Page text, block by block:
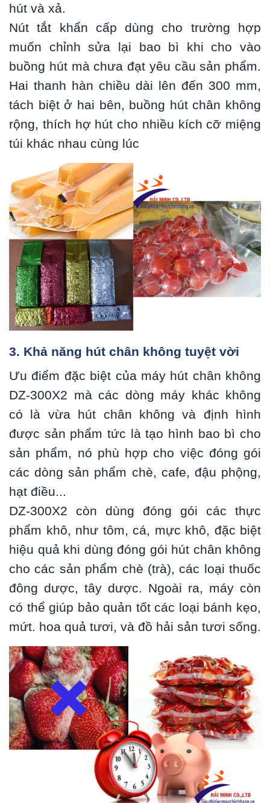
hút và xả.
Nút tắt khẩn cấp dùng cho trường hợp
muốn chỉnh sửa lại bao bì khi cho vào
buồng hút mà chưa đạt yêu cầu sản phẩm.
Hai thanh hàn chiều dài lên đến 300 mm,
tách biệt ở hai bên, buồng hút chân không
rộng, thích hợ hút cho nhiều kích cỡ miệng
túi khác nhau cùng lúc
3. Khả năng hút chân không tuyệt vời
Ưu điểm đặc biệt của máy hút chân không
DZ-300X2 mà các dòng máy khác không
có là vừa hút chân không và định hình
được sản phẩm tức là tạo hình bao bì cho
sản phẩm, nó phù hợp cho việc đóng gói
các dòng sản phẩm chè, cafe, đậu phộng,
hạt điều...
DZ-300X2 còn dùng đóng gói các thực
phẩm khô, như tôm, cá, mực khô, đặc biệt
hiệu quả khi dùng đóng gói hút chân không
cho các sản phẩm chè (trà), các loại thuốc
đông dược, tây dược. Ngoài ra, máy còn
có thể giúp bảo quản tốt các loại bánh kẹo,
mứt. hoa quả tươi, và đồ hải sản tươi sống.